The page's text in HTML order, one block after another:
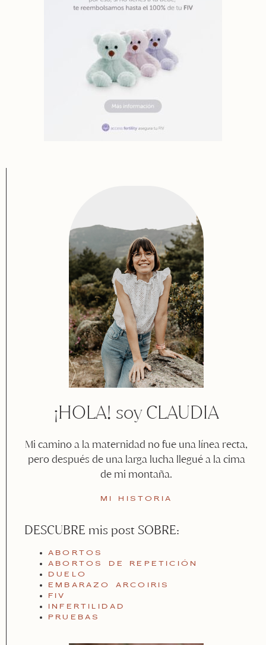
¡HOLA! soy CLAUDIA
Mi camino a la maternidad no fue una línea recta,
pero después de una larga lucha llegué a la cima
de mi montaña.
MI HISTORIA
DESCUBRE mis post SOBRE:
ABORTOS
ABORTOS DE REPETICIÓN
DUELO
EMBARAZO ARCOIRIS
FIV
INFERTILIDAD
PRUEBAS